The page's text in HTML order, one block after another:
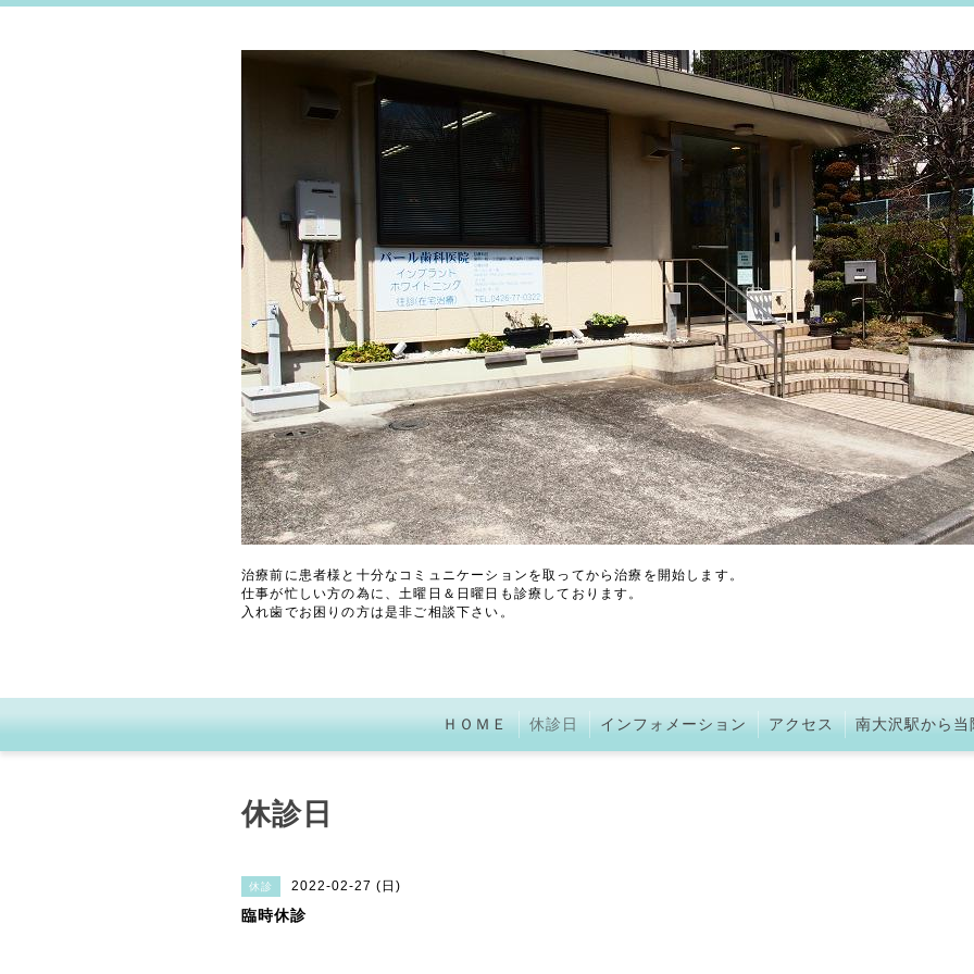
治療前に患者様と十分なコミュニケーションを取ってから治療を開始します。
仕事が忙しい方の為に、土曜日＆日曜日も診療しております。
入れ歯でお困りの方は是非ご相談下さい。
ＨＯＭＥ 休診日 インフォメーション アクセス 南大沢駅から当
休診日
休診 2022-02-27 (日)
臨時休診